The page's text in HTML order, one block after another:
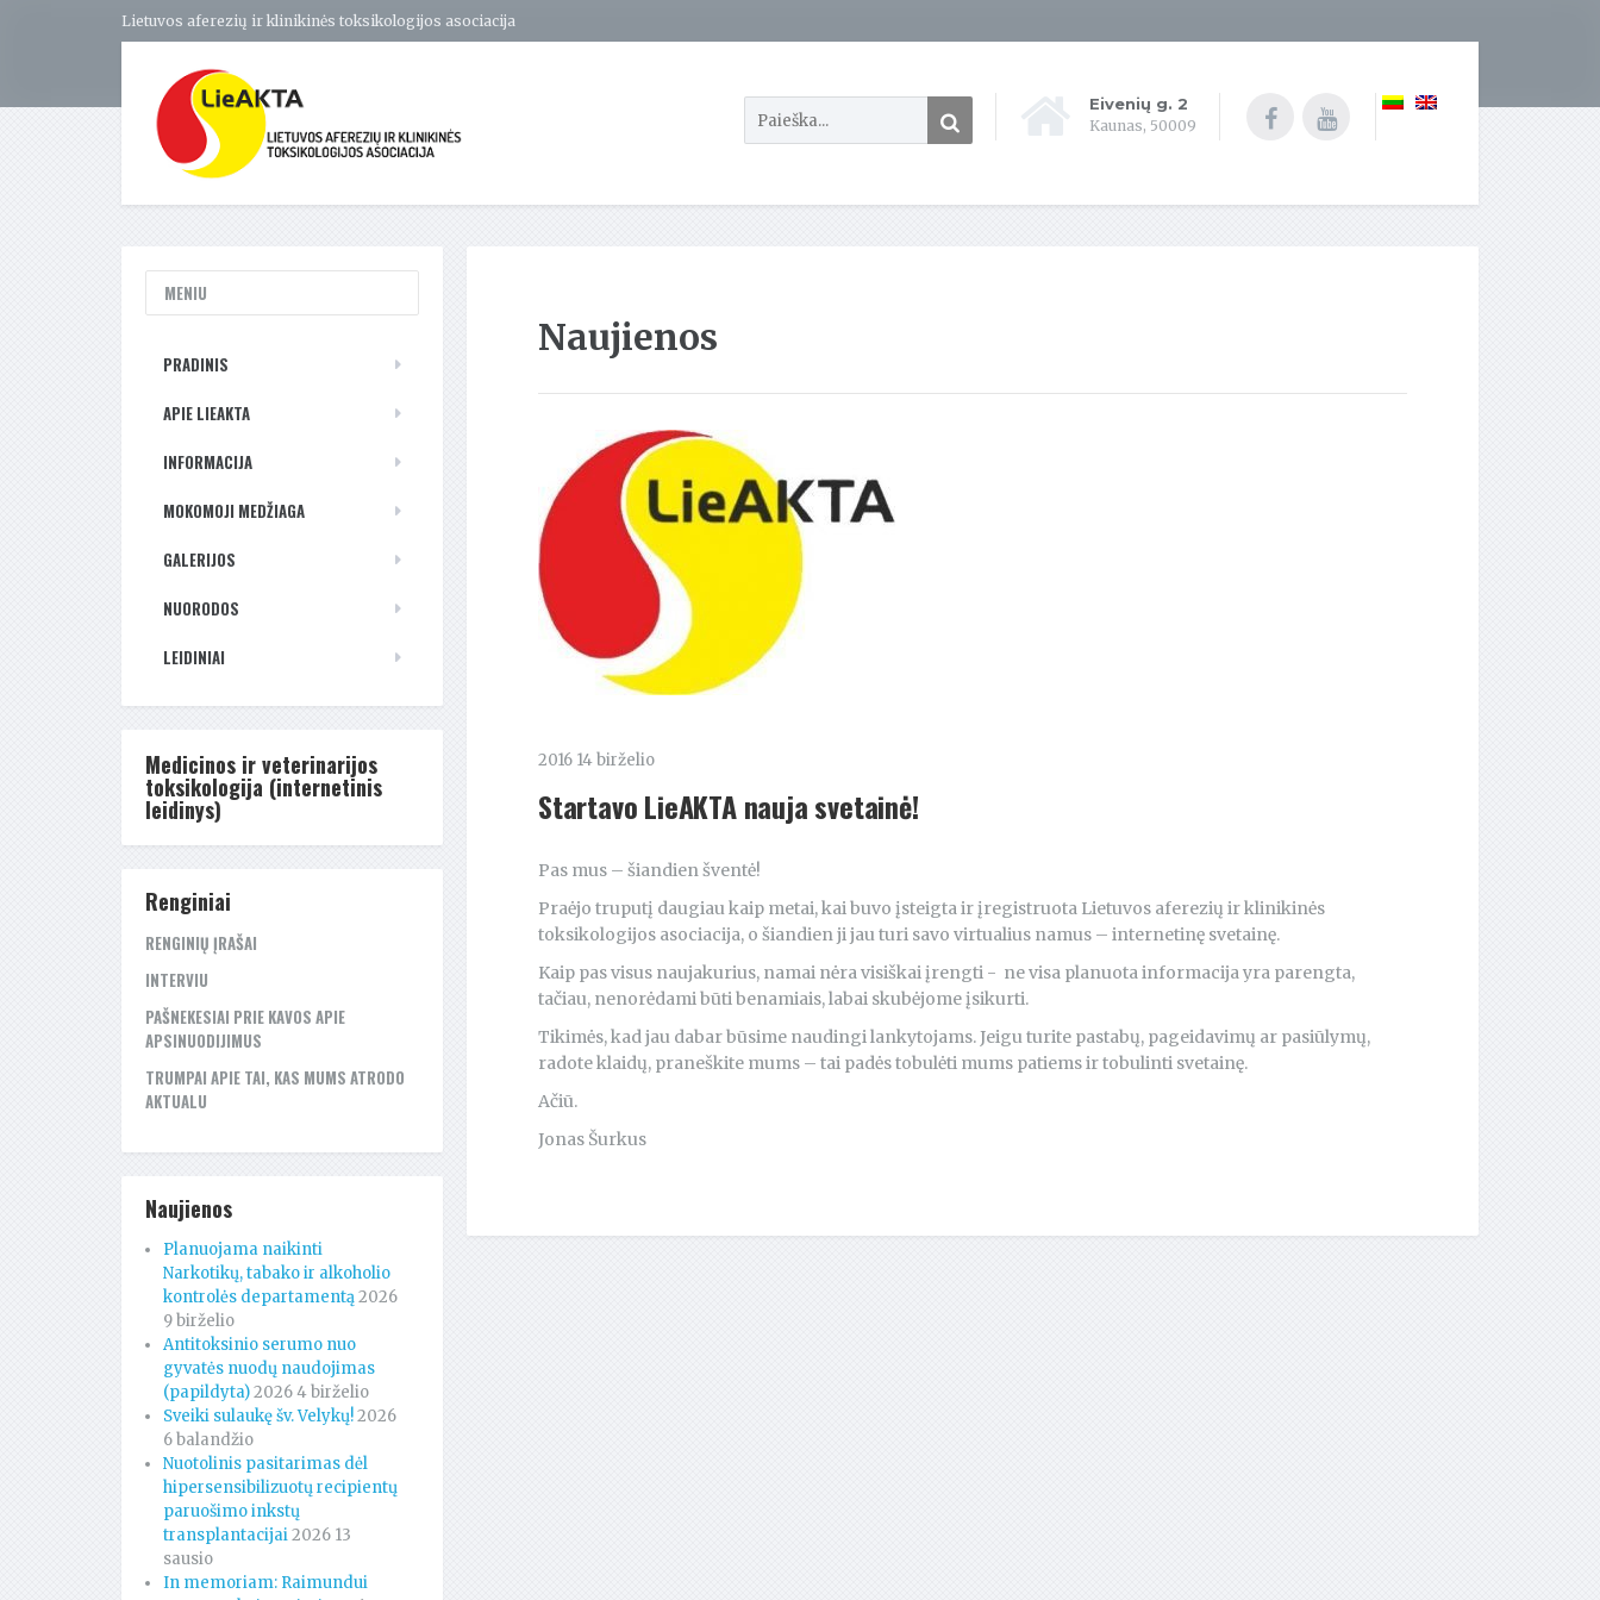
Lietuvos aferezių ir klinikinės toksikologijos asociacija
Eivenių g. 2
Kaunas, 50009
Naujienos
2016 14 birželio
Startavo LieAKTA nauja svetainė!
Pas mus – šiandien šventė!
Praėjo truputį daugiau kaip metai, kai buvo įsteigta ir įregistruota Lietuvos aferezių ir klinikinės
toksikologijos asociacija, o šiandien ji jau turi savo virtualius namus – internetinę svetainę.
Kaip pas visus naujakurius, namai nėra visiškai įrengti - ne visa planuota informacija yra parengta,
tačiau, nenorėdami būti benamiais, labai skubėjome įsikurti.
Tikimės, kad jau dabar būsime naudingi lankytojams. Jeigu turite pastabų, pageidavimų ar pasiūlymų,
radote klaidų, praneškite mums – tai padės tobulėti mums patiems ir tobulinti svetainę.
Ačiū.
Jonas Šurkus
MENIU
PRADINIS
APIE LIEAKTA
INFORMACIJA
MOKOMOJI MEDŽIAGA
GALERIJOS
NUORODOS
LEIDINIAI
Medicinos ir veterinarijos
toksikologija (internetinis
leidinys)
Renginiai
RENGINIŲ ĮRAŠAI
INTERVIU
PAŠNEKESIAI PRIE KAVOS APIE
APSINUODIJIMUS
TRUMPAI APIE TAI, KAS MUMS ATRODO
AKTUALU
Naujienos
Planuojama naikinti
Narkotikų, tabako ir alkoholio
kontrolės departamentą2026
9 birželio
Antitoksinio serumo nuo
gyvatės nuodų naudojimas
(papildyta)2026 4 birželio
Sveiki sulaukę šv. Velykų!2026
6 balandžio
Nuotolinis pasitarimas dėl
hipersensibilizuotų recipientų
paruošimo inkstų
transplantacijai2026 13
sausio
In memoriam: Raimundui